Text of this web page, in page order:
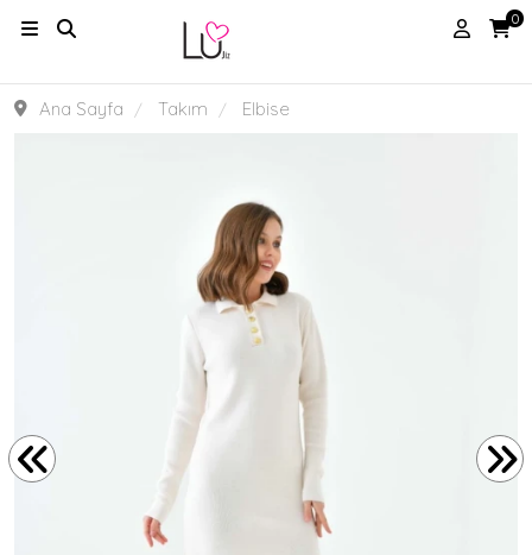
0
Ana Sayfa Takım Elbise